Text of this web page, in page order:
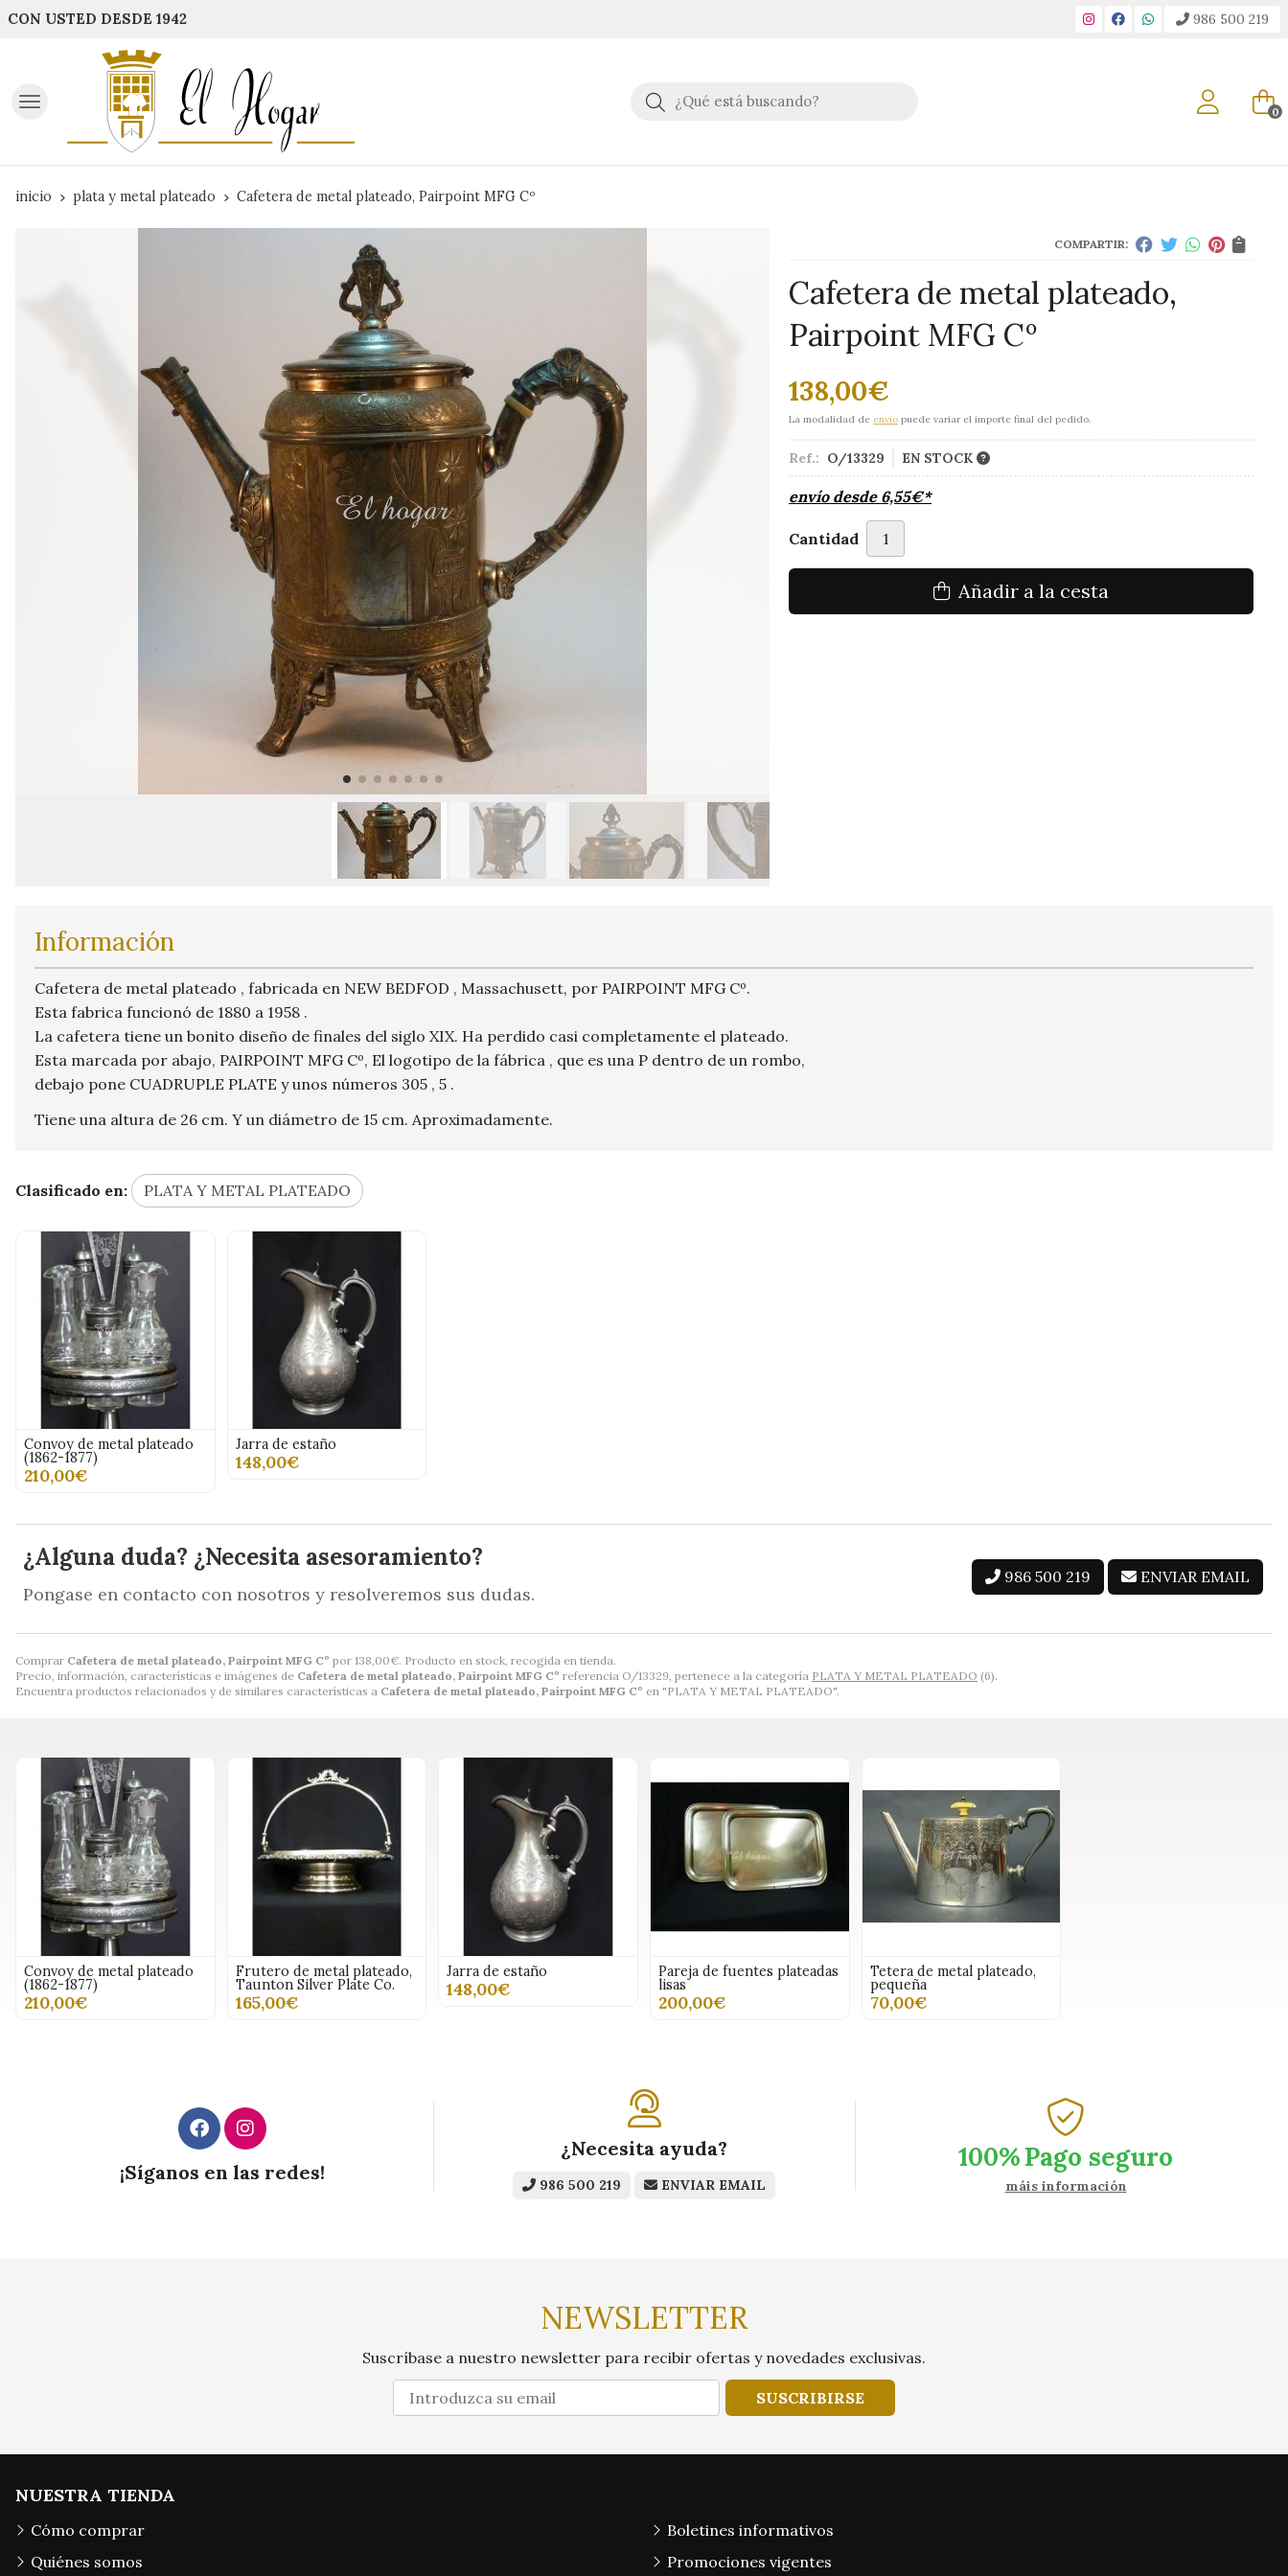
CON USTED DESDE 1942 986 500 219
Buscar 0
inicio plata y metal plateado Cafetera de metal plateado, Pairpoint MFG Cº
COMPARTIR:
Cafetera de metal plateado,
Pairpoint MFG Cº
138,00€
La modalidad de envío puede variar el importe final del pedido.
Ref.: O/13329 EN STOCK
envío desde 6,55€*
Cantidad
Añadir a la cesta
Comprar Cafetera de metal plateado, Pairpoint MFG Cº por 138,00€. Producto en stock, recogida en tienda.
Precio, información, características e imágenes de Cafetera de metal plateado, Pairpoint MFG Cº referencia O/13329, pertenece a la categoría PLATA Y METAL PLATEADO (6).
Encuentra productos relacionados y de similares características a Cafetera de metal plateado, Pairpoint MFG Cº en "PLATA Y METAL PLATEADO".
Información
Cafetera de metal plateado , fabricada en NEW BEDFOD , Massachusett, por PAIRPOINT MFG Cº.
Esta fabrica funcionó de 1880 a 1958 .
La cafetera tiene un bonito diseño de finales del siglo XIX. Ha perdido casi completamente el plateado.
Esta marcada por abajo, PAIRPOINT MFG Cº, El logotipo de la fábrica , que es una P dentro de un rombo,
debajo pone CUADRUPLE PLATE y unos números 305 , 5 .
Tiene una altura de 26 cm. Y un diámetro de 15 cm. Aproximadamente.
Clasificado en: PLATA Y METAL PLATEADO
Convoy de metal plateado
(1862-1877)
210,00€
Jarra de estaño
148,00€
¿Alguna duda? ¿Necesita asesoramiento?
Pongase en contacto con nosotros y resolveremos sus dudas.
986 500 219 ENVIAR EMAIL
Convoy de metal plateado
(1862-1877)
210,00€
Frutero de metal plateado,
Taunton Silver Plate Co.
165,00€
Jarra de estaño
148,00€
Pareja de fuentes plateadas
lisas
200,00€
Tetera de metal plateado,
pequeña
70,00€
¡Síganos en las redes!
¿Necesita ayuda?
986 500 219 ENVIAR EMAIL
100%Pago seguro
máis información
NEWSLETTER
Suscríbase a nuestro newsletter para recibir ofertas y novedades exclusivas.
SUSCRIBIRSE
NUESTRA TIENDA
Cómo comprar
Quiénes somos
Boletines informativos
Promociones vigentes